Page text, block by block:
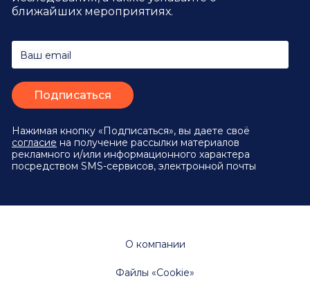
ближайших мероприятиях.
Ваш email
Нажимая кнопку «Подписаться», вы даете своё
согласие на получение рассылки материалов
рекламного и/или информационного характера
посредством SMS-сервисов, электронной почты
О компании
Файлы «Cookie»